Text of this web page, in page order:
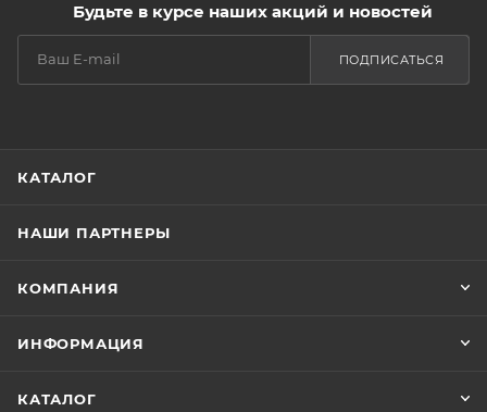
Будьте в курсе наших акций и новостей
ПОДПИСАТЬСЯ
КАТАЛОГ
НАШИ ПАРТНЕРЫ
КОМПАНИЯ
ИНФОРМАЦИЯ
КАТАЛОГ